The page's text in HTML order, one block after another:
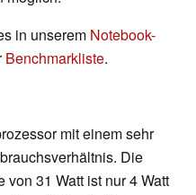
in unserem Notebook-
Benchmarkliste.
mit einem sehr
Die
31 Watt ist nur 4 Watt